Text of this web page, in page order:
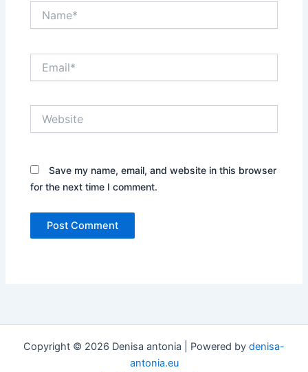
Save my name, email, and website in this browser
for the next time I comment.
Copyright © 2026 Denisa antonia | Powered by denisa-
antonia.eu